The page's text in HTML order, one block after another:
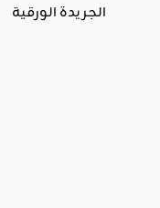
الجريدة الورقية